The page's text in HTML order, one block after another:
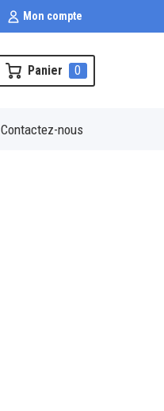
Mon compte
Panier 0
Contactez-nous